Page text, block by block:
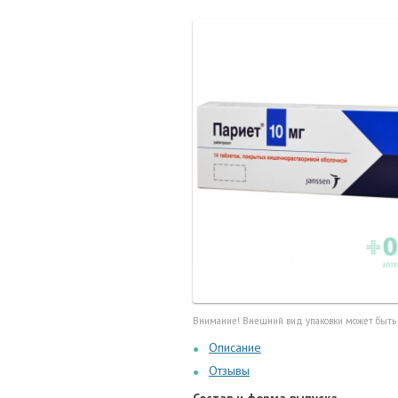
Мед.
Перчатки,
Тесты,
Шприцы,
Внимание! Внешний вид упаковки может
Описание
Отзывы